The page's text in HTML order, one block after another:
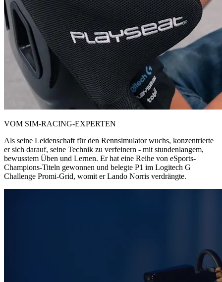
VOM SIM-RACING-EXPERTEN
Als seine Leidenschaft für den Rennsimulator wuchs, konzentrierte
er sich darauf, seine Technik zu verfeinern - mit stundenlangem,
bewusstem Üben und Lernen. Er hat eine Reihe von eSports-
Champions-Titeln gewonnen und belegte P1 im Logitech G
Challenge Promi-Grid, womit er Lando Norris verdrängte.